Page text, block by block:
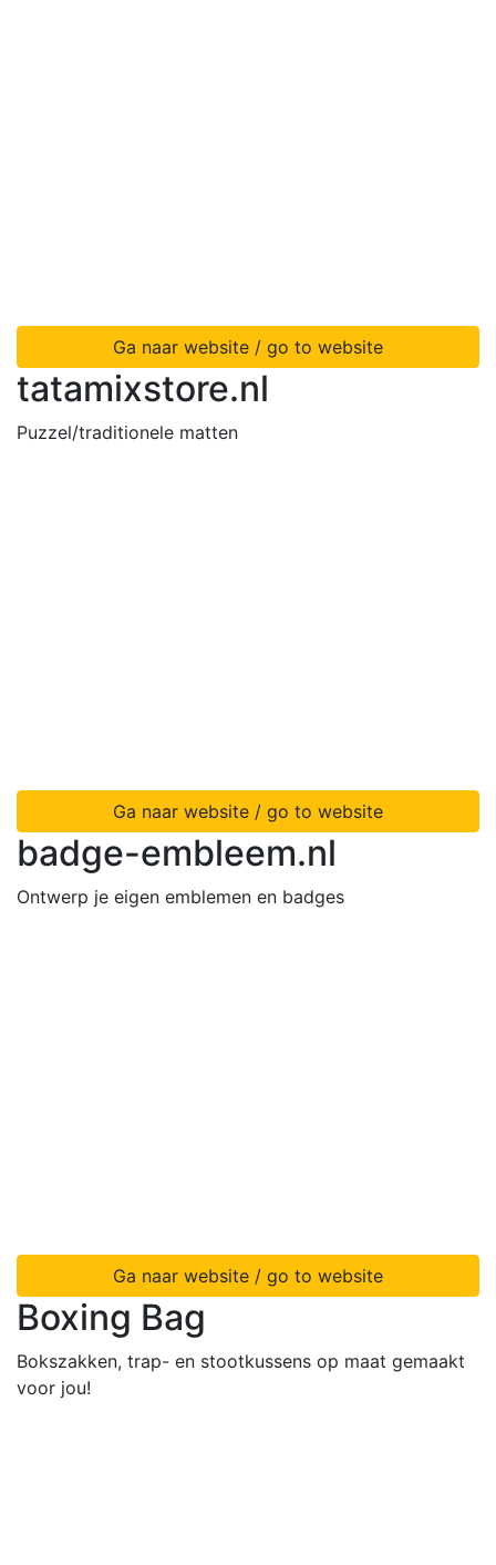
Ga naar website / go to website
tatamixstore.nl
Puzzel/traditionele matten
Ga naar website / go to website
badge-embleem.nl
Ontwerp je eigen emblemen en badges
Ga naar website / go to website
Boxing Bag
Bokszakken, trap- en stootkussens op maat gemaakt
voor jou!